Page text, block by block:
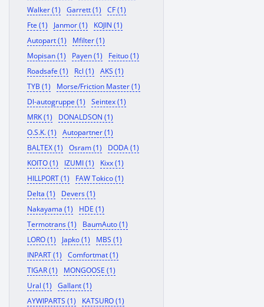
Walker (1)
Garrett (1)
CF (1)
Fte (1)
Janmor (1)
KOJIN (1)
Autopart (1)
Mfilter (1)
Mopisan (1)
Payen (1)
Feituo (1)
Roadsafe (1)
Rcl (1)
AKS (1)
TYB (1)
Morse/Friction Master (1)
Dl-autogruppe (1)
Seintex (1)
MRK (1)
DONALDSON (1)
O.S.K. (1)
Autopartner (1)
BALTEX (1)
Osram (1)
DODA (1)
KOITO (1)
IZUMI (1)
Kixx (1)
HILLPORT (1)
FAW Tokico (1)
Delta (1)
Devers (1)
Nakayama (1)
HDE (1)
Termotrans (1)
BaumAuto (1)
LORO (1)
Japko (1)
MBS (1)
INPART (1)
Comfortmat (1)
TIGAR (1)
MONGOOSE (1)
Ural (1)
Gallant (1)
AYWIPARTS (1)
KATSURO (1)